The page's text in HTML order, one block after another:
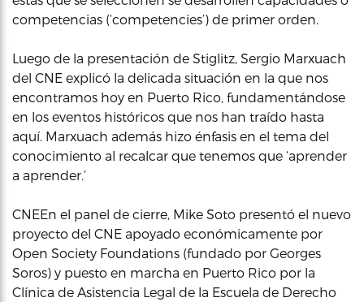
competencias (‘competencies’) de primer orden.
Luego de la presentación de Stiglitz, Sergio Marxuach
del CNE explicó la delicada situación en la que nos
encontramos hoy en Puerto Rico, fundamentándose
en los eventos históricos que nos han traído hasta
aquí. Marxuach además hizo énfasis en el tema del
conocimiento al recalcar que tenemos que ‘aprender
a aprender.’
CNEEn el panel de cierre, Mike Soto presentó el nuevo
proyecto del CNE apoyado económicamente por
Open Society Foundations (fundado por Georges
Soros) y puesto en marcha en Puerto Rico por la
Clínica de Asistencia Legal de la Escuela de Derecho